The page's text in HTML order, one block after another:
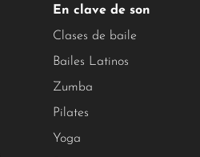
En clave de son
Clases de baile
Bailes Latinos
Zumba
Pilates
Yoga